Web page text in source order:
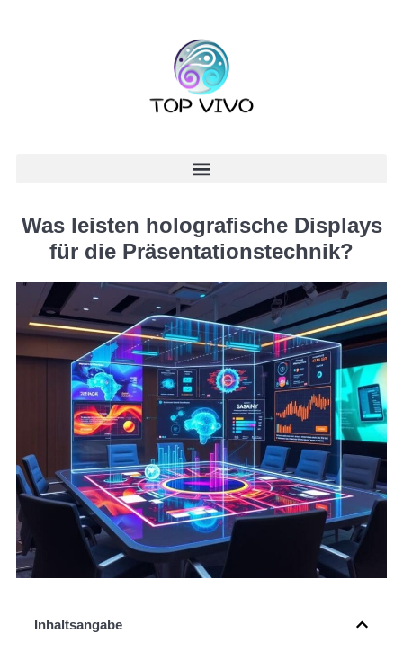
Was leisten holografische Displays
für die Präsentationstechnik?
Inhaltsangabe